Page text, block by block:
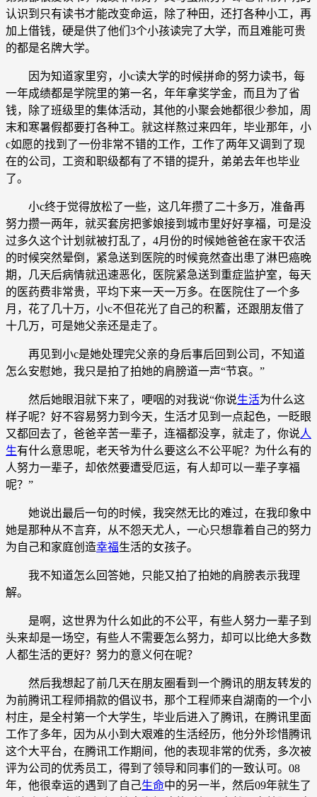
认识到只有读书才能改变命运，除了种田，还打各种小工，再
加上借钱，硬是供了他们3个小孩读完了大学，而且难能可贵
的都是名牌大学。
因为知道家里穷，小c读大学的时候拼命的努力读书，每
一年成绩都是学院里的第一名，年年拿奖学金，而且为了省
钱，除了班级里的集体活动，其他的小聚会她都很少参加，周
末和寒暑假都要打各种工。就这样熬过来四年，毕业那年，小
c如愿的找到了一份非常不错的工作，工作了两年又调到了现
在的公司，工资和职级都有了不错的提升，弟弟去年也毕业
了。
小c终于觉得放松了一些，这几年攒了二十多万，准备再
努力攒一两年，就买套房把爹娘接到城市里好好享福，可是没
过多久这个计划就被打乱了，4月份的时候她爸爸在家干农活
的时候突然晕倒，紧急送到医院的时候竟然查出患了淋巴癌晚
期，几天后病情就迅速恶化，医院紧急送到重症监护室，每天
的医药费非常贵，平均下来一天一万多。在医院住了一个多
月，花了几十万，小c不但花光了自己的积蓄，还跟朋友借了
十几万，可是她父亲还是走了。
再见到小c是她处理完父亲的身后事后回到公司，不知道
怎么安慰她，我只是拍了拍她的肩膀道一声“节哀。”
然后她眼泪就下来了，哽咽的对我说“你说生活为什么这
样子呢？好不容易努力到今天，生活才见到一点起色，一眨眼
又都回去了，爸爸辛苦一辈子，连福都没享，就走了，你说人
生有什么意思呢，老天爷为什么要这么不公平呢？为什么有的
人努力一辈子，却依然要遭受厄运，有人却可以一辈子享福
呢？”
她说出最后一句的时候，我突然无比的难过，在我印象中
她是那种从不言弃，从不怨天尤人，一心只想靠着自己的努力
为自己和家庭创造幸福生活的女孩子。
我不知道怎么回答她，只能又拍了拍她的肩膀表示我理
解。
是啊，这世界为什么如此的不公平，有些人努力一辈子到
头来却是一场空，有些人不需要怎么努力，却可以比绝大多数
人都生活的更好？努力的意义何在呢？
然后我想起了前几天在朋友圈看到一个腾讯的朋友转发的
为前腾讯工程师捐款的倡议书，那个工程师来自湖南的一个小
村庄，是全村第一个大学生，毕业后进入了腾讯，在腾讯里面
工作了多年，因为从小到大艰难的生活经历，他分外珍惜腾讯
这个大平台，在腾讯工作期间，他的表现非常的优秀，多次被
评为公司的优秀员工，得到了领导和同事们的一致认可。08
年，他很幸运的遇到了自己生命中的另一半，然后09年就生了